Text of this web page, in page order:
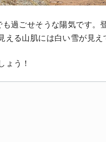
過ごせそうな陽気です。
る山肌には白い雪が見え
ょう！